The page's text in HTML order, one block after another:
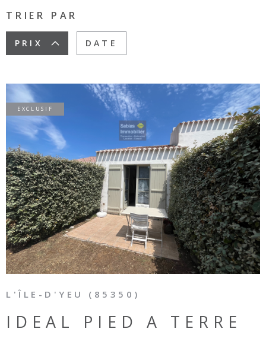
TRIER PAR
PRIX DATE
L'ÎLE-D'YEU (85350)
IDEAL PIED A TERRE
EXCLUSIF
VOIR LE BIEN
CRITÈRES
SUPPLÉMENTAIRES
Piscine
Parking
Terrasse